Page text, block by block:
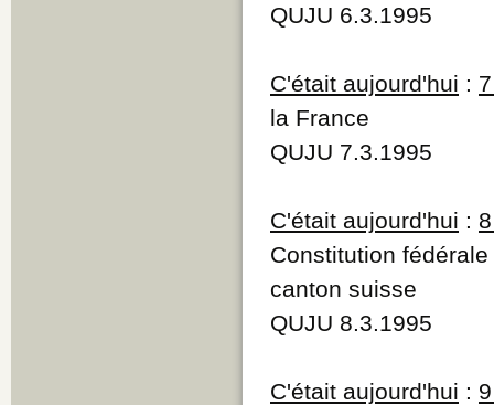
QUJU 6.3.1995
C'était aujourd'hui :
la France
QUJU 7.3.1995
C'était aujourd'hui :
Constitution
canton suisse
QUJU 8.3.1995
C'était aujourd'hui :